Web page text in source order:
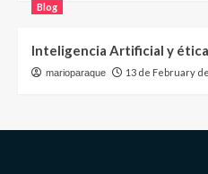
Blog
Inteligencia Artificial y ética
marioparaque 13 de February